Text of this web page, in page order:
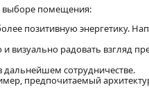
выборе помещения:
позитивную энергетику.
радовать взгляд
сотрудничестве.
предпочитаемый